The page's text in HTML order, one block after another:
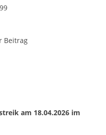
Beitrag
am 18.04.2026 im